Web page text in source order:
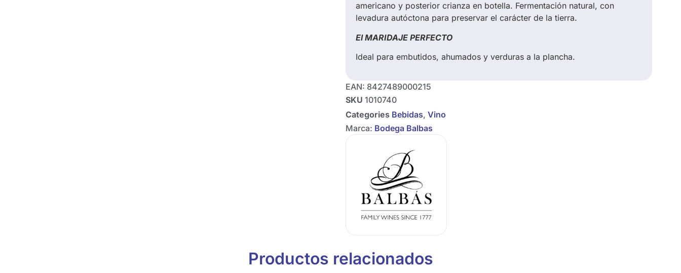
americano y posterior crianza en botella. Fermentación natural, con
levadura autóctona para preservar el carácter de la tierra.
El MARIDAJE PERFECTO
Ideal para embutidos, ahumados y verduras a la plancha.
EAN: 8427489000215
SKU 1010740
Categories Bebidas, Vino
Marca: Bodega Balbas
Productos relacionados